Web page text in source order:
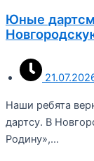
Юные
Наши ребята
дартсу. В
Родину»,…